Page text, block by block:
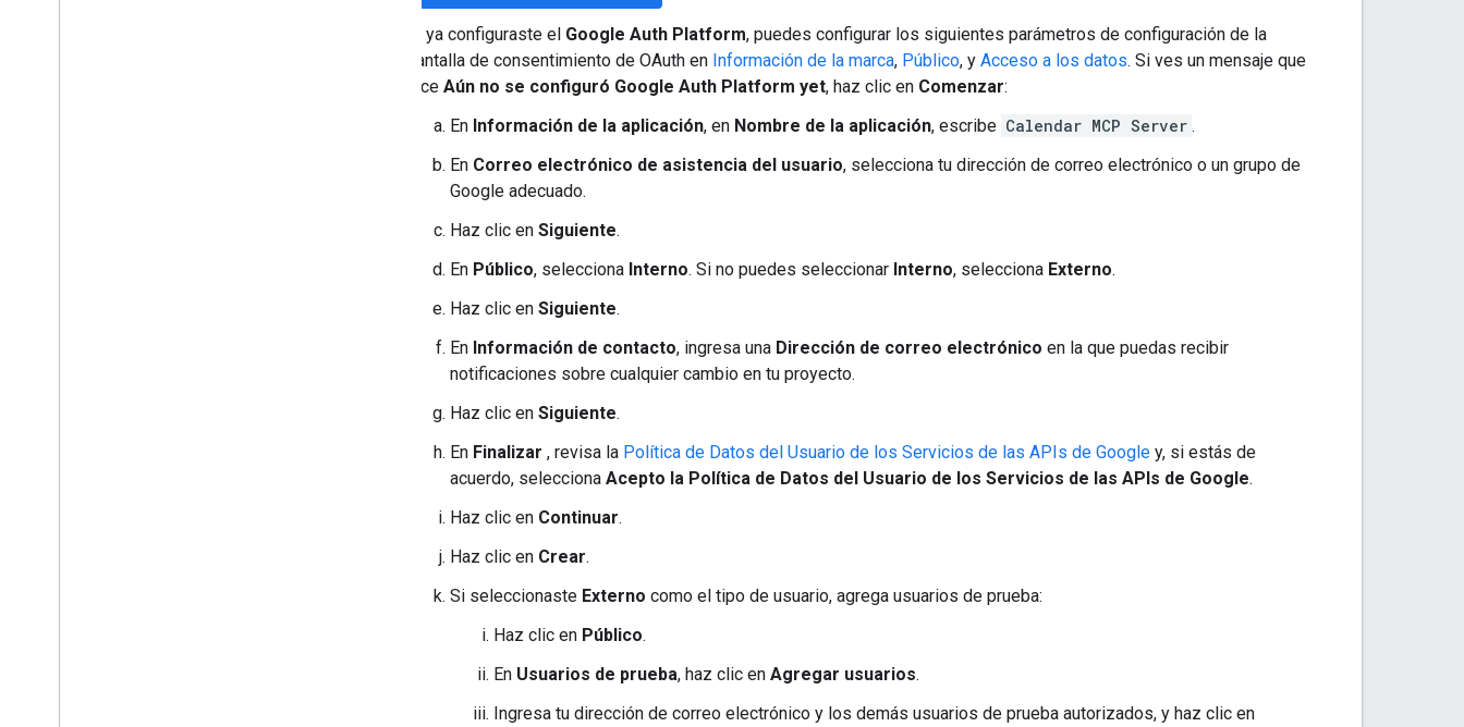
Si ya configuraste el Google Auth Platform, puedes configurar los siguientes parámetros de configuración de la
pantalla de consentimiento de OAuth en Información de la marca, Público, y Acceso a los datos. Si ves un mensaje que
dice Aún no se configuró Google Auth Platform yet, haz clic en Comenzar:
En Información de la aplicación, en Nombre de la aplicación, escribe Calendar MCP Server .
En Correo electrónico de asistencia del usuario, selecciona tu dirección de correo electrónico o un grupo de
Google adecuado.
Haz clic en Siguiente.
En Público, selecciona Interno. Si no puedes seleccionar Interno, selecciona Externo.
Haz clic en Siguiente.
En Información de contacto, ingresa una Dirección de correo electrónico en la que puedas recibir
notificaciones sobre cualquier cambio en tu proyecto.
Haz clic en Siguiente.
En Finalizar , revisa la Política de Datos del Usuario de los Servicios de las APIs de Google y, si estás de
acuerdo, selecciona Acepto la Política de Datos del Usuario de los Servicios de las APIs de Google.
Haz clic en Continuar.
Haz clic en Crear.
Si seleccionaste Externo como el tipo de usuario, agrega usuarios de prueba:
Haz clic en Público.
En Usuarios de prueba, haz clic en Agregar usuarios.
Ingresa tu dirección de correo electrónico y los demás usuarios de prueba autorizados, y haz clic en